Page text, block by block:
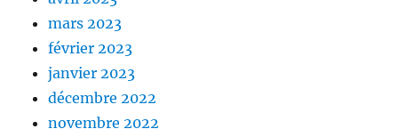
mars 2023
février 2023
janvier 2023
décembre 2022
novembre 2022